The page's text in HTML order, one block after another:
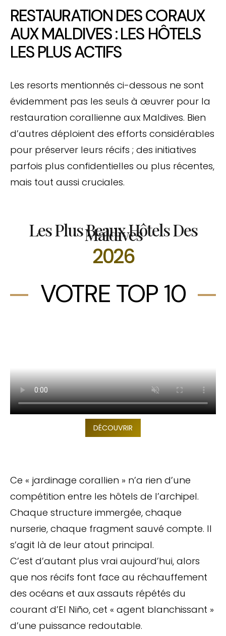
RESTAURATION DES CORAUX
AUX MALDIVES : LES HÔTELS
LES PLUS ACTIFS
Les resorts mentionnés ci-dessous ne sont
évidemment pas les seuls à œuvrer pour la
restauration corallienne aux Maldives. Bien
d’autres déploient des efforts considérables
pour préserver leurs récifs ; des initiatives
parfois plus confidentielles ou plus récentes,
mais tout aussi cruciales.
Les Plus Beaux Hôtels Des
Maldives
2026
VOTRE TOP 10
DÉCOUVRIR
Ce « jardinage corallien » n’a rien d’une
compétition entre les hôtels de l’archipel.
Chaque structure immergée, chaque
nurserie, chaque fragment sauvé compte. Il
s’agit là de leur atout principal.
C’est d’autant plus vrai aujourd’hui, alors
que nos récifs font face au réchauffement
des océans et aux assauts répétés du
courant d’El Niño, cet « agent blanchissant »
d’une puissance redoutable.